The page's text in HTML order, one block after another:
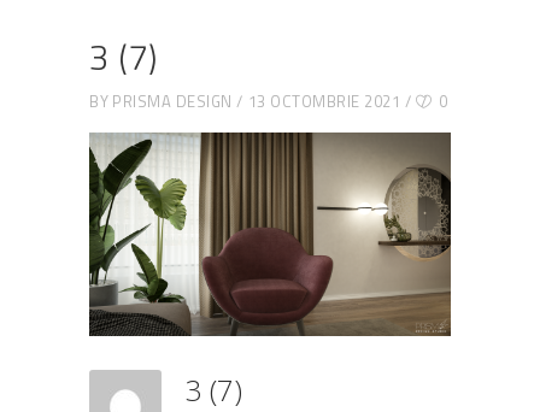
3 (7)
BY PRISMA DESIGN 13 OCTOMBRIE 2021 0
3 (7)